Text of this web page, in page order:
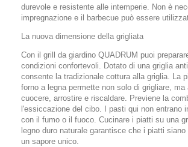
durevole e resistente alle intemperie. Non è
impregnazione e il barbecue può essere
La nuova dimensione della grigliata
Con il grill da giardino QUADRUM puoi
condizioni confortevoli. Dotato di una griglia
consente la tradizionale cottura alla griglia. La
forno a legna permette non solo di grigliare, ma
cuocere, arrostire e riscaldare. Previene la
l'essiccazione del cibo. I pasti qui non entrano
con il fumo o il fuoco. Cucinare i piatti su una
legno duro naturale garantisce che i piatti
un sapore unico.